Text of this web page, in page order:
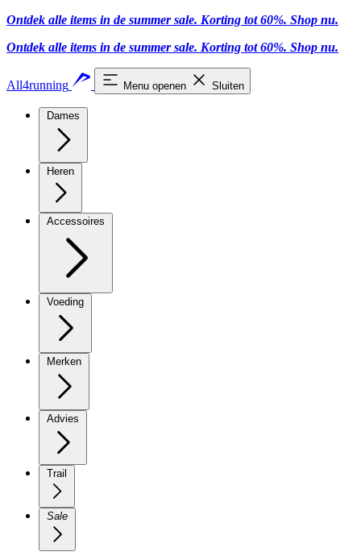
Ontdek alle items in de summer sale. Korting tot 60%. Shop nu.
Ontdek alle items in de summer sale. Korting tot 60%. Shop nu.
All4running Menu openen Sluiten
Dames
Heren
Accessoires
Voeding
Merken
Advies
Trail
Sale